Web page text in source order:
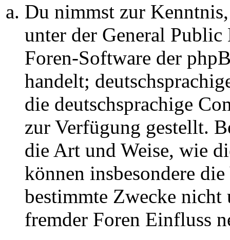
Du nimmst zur
unter der General
Foren-Software der
handelt;
die deutschsprachige
zur Verfügung gestellt.
die Art und Weise, wie
können insbesondere
bestimmte Zwecke nicht
fremder Foren Einfluss